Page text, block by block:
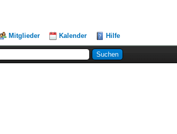
Mitglieder Kalender Hilfe